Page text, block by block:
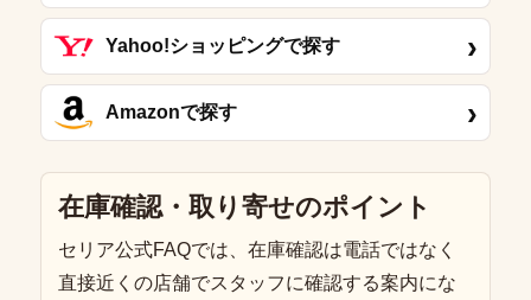
Yahoo!ショッピングで探す ›
Amazonで探す ›
在庫確認・取り寄せのポイント
セリア公式FAQでは、在庫確認は電話ではなく
直接近くの店舗でスタッフに確認する案内にな